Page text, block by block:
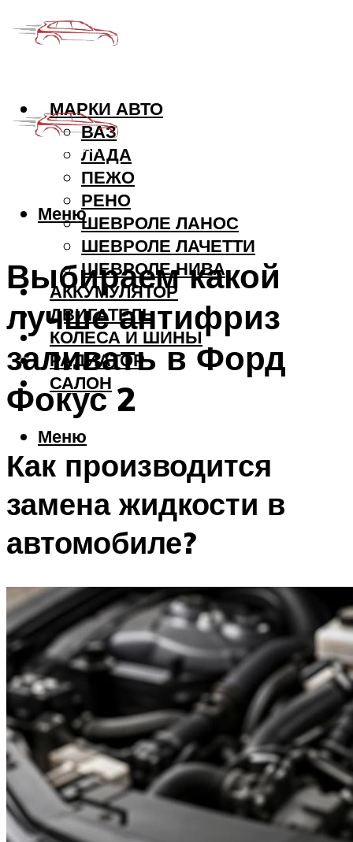
МАРКИ АВТО
ВАЗ
ЛАДА
ПЕЖО
РЕНО
ШЕВРОЛЕ ЛАНОС
ШЕВРОЛЕ ЛАЧЕТТИ
ШЕВРОЛЕ НИВА
АККУМУЛЯТОР
ДВИГАТЕЛЬ
КОЛЕСА И ШИНЫ
РАДИАТОР
САЛОН
Меню
Меню
Выбираем какой
лучше антифриз
заливать в Форд
Фокус 2
Как производится
замена жидкости в
автомобиле?